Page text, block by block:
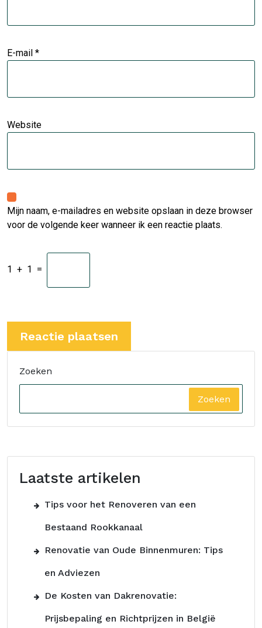
E-mail *
Website
Mijn naam, e-mailadres en website opslaan in deze browser
voor de volgende keer wanneer ik een reactie plaats.
1 + 1 =
Zoeken
Zoeken
Laatste artikelen
Tips voor het Renoveren van een
Bestaand Rookkanaal
Renovatie van Oude Binnenmuren: Tips
en Adviezen
De Kosten van Dakrenovatie:
Prijsbepaling en Richtprijzen in België